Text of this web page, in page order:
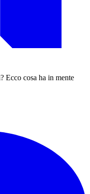
Ecco cosa ha in mente